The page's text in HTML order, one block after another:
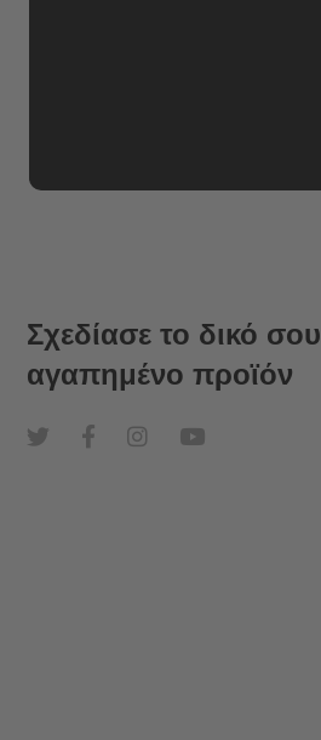
Σχεδίασε το δικό σου
αγαπημένο προϊόν